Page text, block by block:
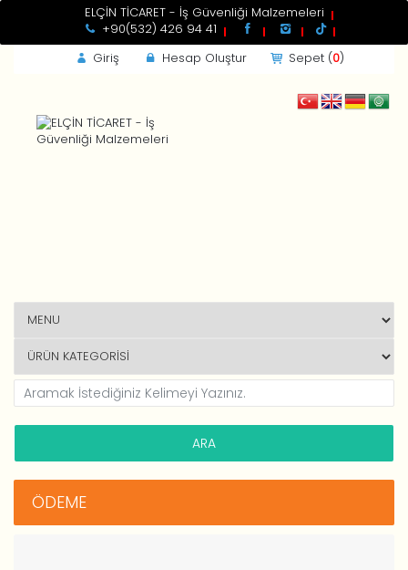
ELÇİN TİCARET - İş Güvenliği Malzemeleri
+90(532) 426 94 41
Giriş
Yeni Müşteri ? HESAP OLUŞTUR
Hesap Oluştur Sepet (0)
ÖDEME